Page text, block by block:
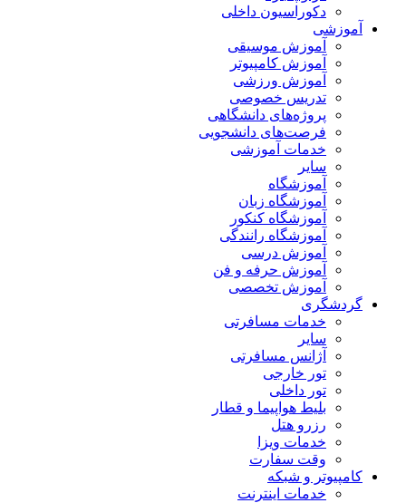
دکوراسیون داخلی
آموزشی
آموزش موسیقی
آموزش کامپیوتر
آموزش ورزشی
تدریس خصوصی
پروژه‌های دانشگاهی
فرصت‌های دانشجویی
خدمات آموزشی
سایر
آموزشگاه
آموزشگاه زبان
آموزشگاه کنکور
آموزشگاه رانندگی
آموزش درسی
آموزش حرفه و فن
آموزش تخصصی
گردشگری
خدمات مسافرتی
سایر
آژانس مسافرتی
تور خارجی
تور داخلی
بلیط هواپیما و قطار
رزرو هتل
خدمات ویزا
وقت سفارت
کامپیوتر و شبکه
خدمات اینترنت